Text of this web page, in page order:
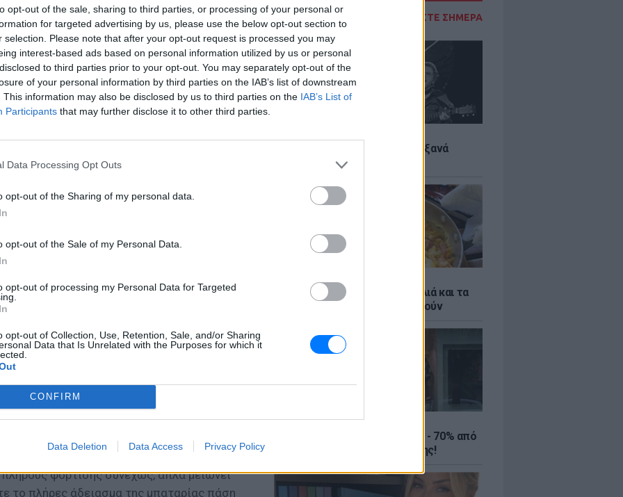
opt-out of the sale, sharing to third parties, or processing of your personal or
for targeted advertising by us, please use the below opt-out section to
selection. Please note that after your opt-out request is processed you may
interest-based ads based on personal information utilized by us or personal
to third parties prior to your opt-out. You may separately opt-out of the
of your personal information by third parties on the IAB’s list of downstream
This information may also be disclosed by us to third parties on the IAB’s List of
Participants that may further disclose it to other third parties.
Data Processing Opt Outs
opt-out of the Sharing of my personal data.
opt-out of the Sale of my Personal Data.
opt-out of processing my Personal Data for Targeted
opt-out of Collection, Use, Retention, Sale, and/or Sharing
Data that Is Unrelated with the Purposes for which it
CONFIRM
Data Deletion Data Access Privacy Policy
ΔΙΑΒΑΣΤΕ ΣΗΜΕΡΑ
5 one-hit wonders που έγιναν ξανά
διάσημοι από… ατύχημα
Ελληνικό γιαούρτι: Μία κουταλιά και τα
scrambled eggs θα απογειωθούν
ΚΕΡΔΙΣΤΕ
Καλοκαιρινές εκπτώσεις έως - 70% από
τα μεγαλύτερα eshops ένδυσης!
τρόπος για να εξασφαλίσετε τη
ΔΙΑΦΗΜΙΣΗ
φόρτιση και αποφόρτιση, θεωρητικώς
να αποδίδει περισσότερο. Σήμερα
επειδή οι μπαταρίες έχουν
(δηλαδή από το 0% στο 100%), η επιλογή
φόρτισης συνεχώς, απλά μειώνει
το πλήρες άδειασμα της μπαταρίας πάση